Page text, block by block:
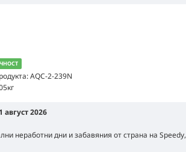
AQC-2-239N
август 2026
неработни дни и забавяния от страна на Speedy,